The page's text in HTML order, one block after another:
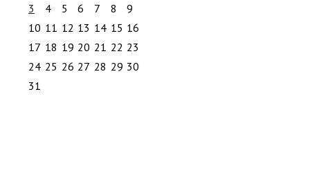
3
4 5 6 7 8
9
10 11 12 13 14 15 16
17 18 19 20 21 22 23
24 25 26 27 28 29 30
31